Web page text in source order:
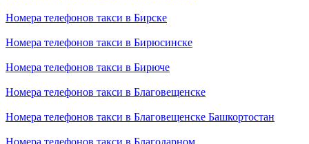
Номера телефонов такси в Бирске
Номера телефонов такси в Бирюсинске
Номера телефонов такси в Бирюче
Номера телефонов такси в Благовещенске
Номера телефонов такси в Благовещенске Башкортостан
Номера телефонов такси в Благодарном